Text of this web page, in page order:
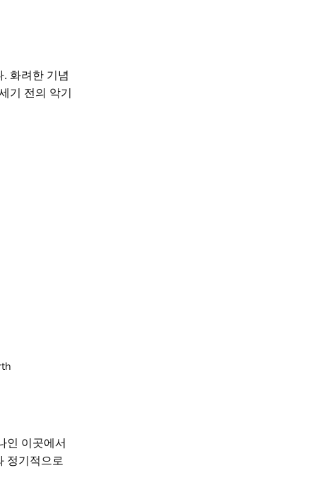
화려한 기념
기 전의 악기
인 이곳에서
정기적으로